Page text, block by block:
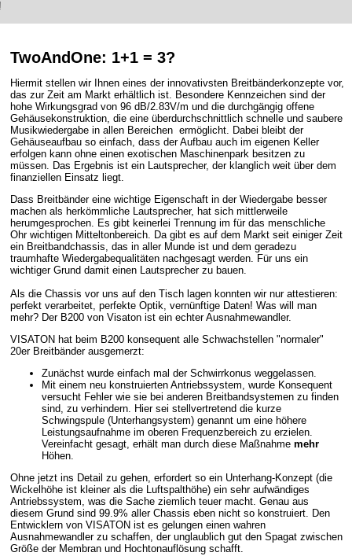
TwoAndOne: 1+1 = 3?
Hiermit stellen wir Ihnen eines der innovativsten Breitbänderkonzepte vor,
das zur Zeit am Markt erhältlich ist. Besondere Kennzeichen sind der
hohe Wirkungsgrad von 96 dB/2.83V/m und die durchgängig offene
Gehäusekonstruktion, die eine überdurchschnittlich schnelle und saubere
Musikwiedergabe in allen Bereichen ermöglicht. Dabei bleibt der
Gehäuseaufbau so einfach, dass der Aufbau auch im eigenen Keller
erfolgen kann ohne einen exotischen Maschinenpark besitzen zu
müssen. Das Ergebnis ist ein Lautsprecher, der klanglich weit über dem
finanziellen Einsatz liegt.
Dass Breitbänder eine wichtige Eigenschaft in der Wiedergabe besser
machen als herkömmliche Lautsprecher, hat sich mittlerweile
herumgesprochen. Es gibt keinerlei Trennung im für das menschliche
Ohr wichtigen Mitteltonbereich. Da gibt es auf dem Markt seit einiger Zeit
ein Breitbandchassis, das in aller Munde ist und dem geradezu
traumhafte Wiedergabequalitäten nachgesagt werden. Für uns ein
wichtiger Grund damit einen Lautsprecher zu bauen.
Als die Chassis vor uns auf den Tisch lagen konnten wir nur attestieren:
perfekt verarbeitet, perfekte Optik, vernünftige Daten! Was will man
mehr? Der B200 von Visaton ist ein echter Ausnahmewandler.
VISATON hat beim B200 konsequent alle Schwachstellen "normaler"
20er Breitbänder ausgemerzt:
Zunächst wurde einfach mal der Schwirrkonus weggelassen.
Mit einem neu konstruierten Antriebssystem, wurde Konsequent
versucht Fehler wie sie bei anderen Breitbandsystemen zu finden
sind, zu verhindern. Hier sei stellvertretend die kurze
Schwingspule (Unterhangsystem) genannt um eine höhere
Leistungsaufnahme im oberen Frequenzbereich zu erzielen.
Vereinfacht gesagt, erhält man durch diese Maßnahme mehr
Höhen.
Ohne jetzt ins Detail zu gehen, erfordert so ein Unterhang-Konzept (die
Wickelhöhe ist kleiner als die Luftspalthöhe) ein sehr aufwändiges
Antriebssystem, was die Sache ziemlich teuer macht. Genau aus
diesem Grund sind 99.9% aller Chassis eben nicht so konstruiert. Den
Entwicklern von VISATON ist es gelungen einen wahren
Ausnahmewandler zu schaffen, der unglaublich gut den Spagat zwischen
Größe der Membran und Hochtonauflösung schafft.